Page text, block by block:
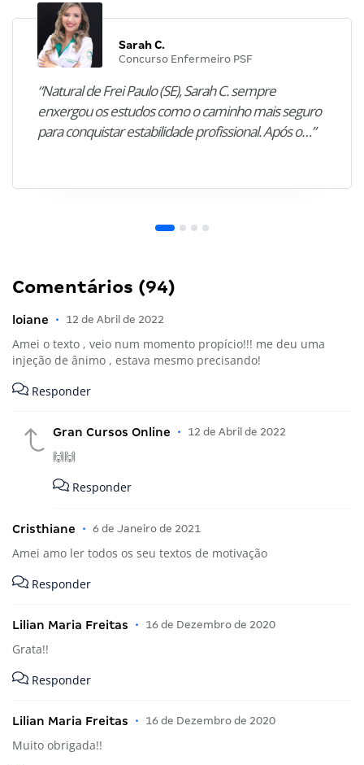
Sarah C.
Concurso Enfermeiro PSF
“Natural de Frei Paulo (SE), Sarah C. sempre
enxergou os estudos como o caminho mais seguro
para conquistar estabilidade profissional. Após o…”
Comentários (94)
loiane • 12 de Abril de 2022
Amei o texto , veio num momento propício!!! me deu uma
injeção de ânimo , estava mesmo precisando!
Responder
Gran Cursos Online • 12 de Abril de 2022
🙌🙌
Responder
Cristhiane • 6 de Janeiro de 2021
Amei amo ler todos os seu textos de motivação
Responder
Lilian Maria Freitas • 16 de Dezembro de 2020
Grata!!
Responder
Lilian Maria Freitas • 16 de Dezembro de 2020
Muito obrigada!!